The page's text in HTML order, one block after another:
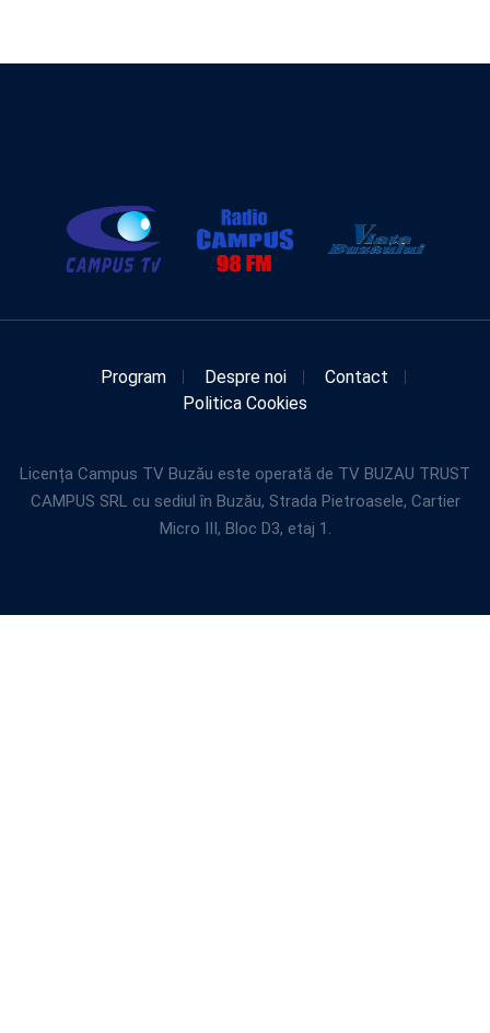
Program Despre noi
Contact
Politica Cookies
Licența Campus TV Buzău este operată de TV BUZAU TRUST
CAMPUS SRL cu sediul în Buzău, Strada Pietroasele, Cartier
Micro III, Bloc D3, etaj 1.